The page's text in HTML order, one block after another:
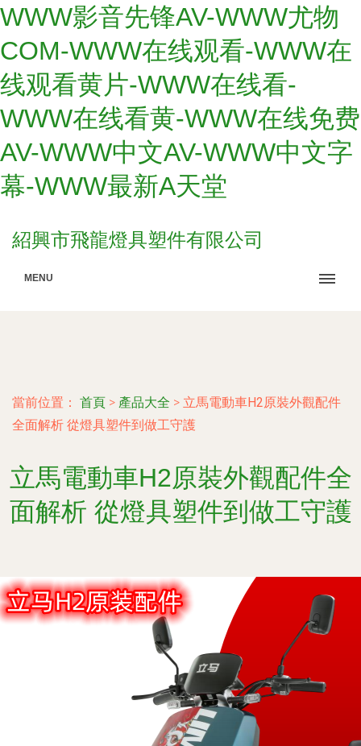
WWW影音先锋AV-WWW尤物
COM-WWW在线观看-WWW在
线观看黄片-WWW在线看-
WWW在线看黄-WWW在线免费
AV-WWW中文AV-WWW中文字
幕-WWW最新A天堂
紹興市飛龍燈具塑件有限公司
MENU
當前位置： 首頁 > 產品大全 > 立馬電動車H2原裝外觀配件
全面解析 從燈具塑件到做工守護
立馬電動車H2原裝外觀配件全
面解析 從燈具塑件到做工守護